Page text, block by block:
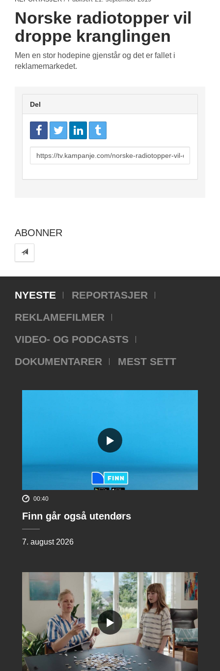
Norske radiotopper vil
droppe kranglingen
Men en stor hodepine gjenstår og det er fallet i
reklamemarkedet.
Del
URL
to
ABONNER
NYESTE
REPORTASJER
REKLAMEFILMER
VIDEO- OG PODCASTS
DOKUMENTARER
MEST SETT
00:40
Finn går også utendørs
7. august 2026